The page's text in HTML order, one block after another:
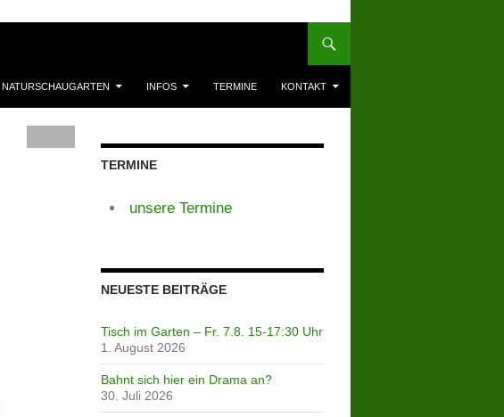
NATURSCHAUGARTEN INFOS TERMINE KONTAKT
TERMINE
unsere Termine
NEUESTE BEITRÄGE
Tisch im Garten – Fr. 7.8. 15-17:30 Uhr
1. August 2026
Bahnt sich hier ein Drama an?
30. Juli 2026